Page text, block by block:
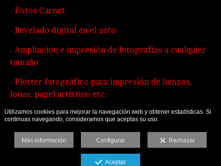
- Fotos Carnet
- Revelado digital en el acto
- Ampliación e impresión de fotografías a cualquier
tamaño
- Plotter fotográfico para impresión de lienzos,
lonas, papel artístico etc.
Utilizamos cookies para mejorar la navegación web y obtener estadísticas. Si
continuas navegando, consideramos que aceptas su uso.
Más información Configurar Rechazar
Aceptar